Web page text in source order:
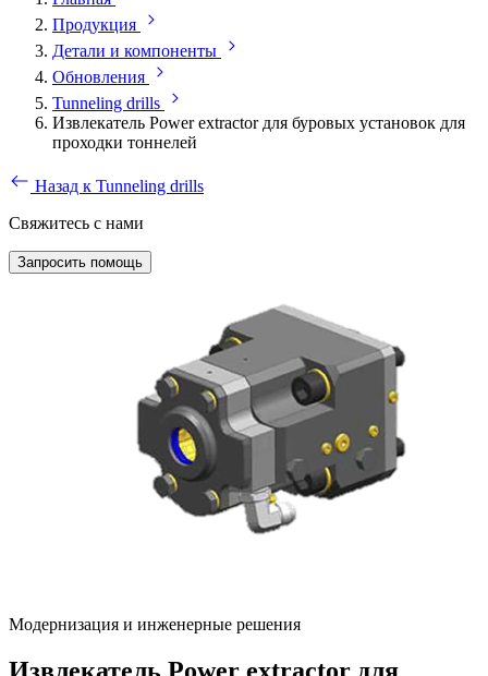
Продукция
Детали и компоненты
Обновления
Tunneling drills
Извлекатель Power extractor для буровых установок для
проходки тоннелей
Назад к Tunneling drills
Свяжитесь с нами
Запросить помощь
Модернизация и инженерные решения